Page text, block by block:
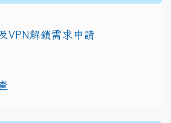
VPN解鎖需求申請